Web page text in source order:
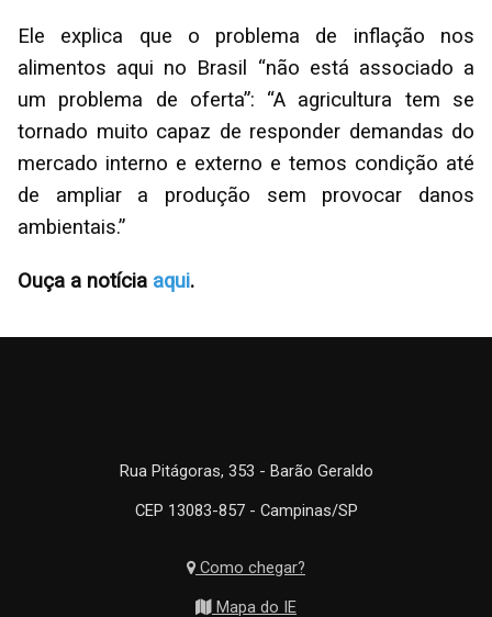
Ele explica que o problema de inflação nos
alimentos aqui no Brasil “não está associado a
um problema de oferta”: “A agricultura tem se
tornado muito capaz de responder demandas do
mercado interno e externo e temos condição até
de ampliar a produção sem provocar danos
ambientais.”
Ouça a notícia aqui.
Rua Pitágoras, 353 - Barão Geraldo
CEP 13083-857 - Campinas/SP
Como chegar?
Mapa do IE